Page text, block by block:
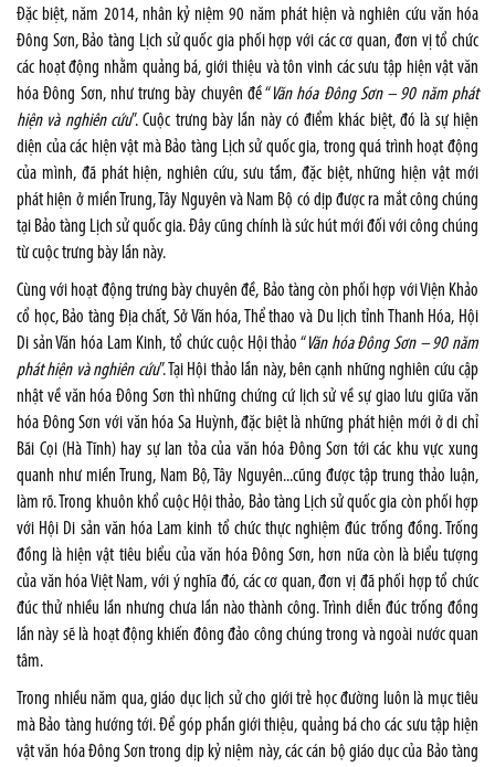
Đặc biệt, năm 2014, nhân kỷ niệm 90 năm phát hiện và nghiên cứu văn hóa
Đông Sơn, Bảo tàng Lịch sử quốc gia phối hợp với các cơ quan, đơn vị tổ chức
các hoạt động nhằm quảng bá, giới thiệu và tôn vinh các sưu tập hiện vật văn
hóa Đông Sơn, như trưng bày chuyên đề “Văn hóa Đông Sơn – 90 năm phát
hiện và nghiên cứu”. Cuộc trưng bày lần này có điểm khác biệt, đó là sự hiện
diện của các hiện vật mà Bảo tàng Lịch sử quốc gia, trong quá trình hoạt động
của mình, đã phát hiện, nghiên cứu, sưu tầm, đặc biệt, những hiện vật mới
phát hiện ở miền Trung, Tây Nguyên và Nam Bộ có dịp được ra mắt công chúng
tại Bảo tàng Lịch sử quốc gia. Đây cũng chính là sức hút mới đối với công chúng
từ cuộc trưng bày lần này.
Cùng với hoạt động trưng bày chuyên đề, Bảo tàng còn phối hợp với Viện Khảo
cổ học, Bảo tàng Địa chất, Sở Văn hóa, Thể thao và Du lịch tỉnh Thanh Hóa, Hội
Di sản Văn hóa Lam Kinh, tổ chức cuộc Hội thảo “Văn hóa Đông Sơn – 90 năm
phát hiện và nghiên cứu”. Tại Hội thảo lần này, bên cạnh những nghiên cứu cập
nhật về văn hóa Đông Sơn thì những chứng cứ lịch sử về sự giao lưu giữa văn
hóa Đông Sơn với văn hóa Sa Huỳnh, đặc biệt là những phát hiện mới ở di chỉ
Bãi Cọi (Hà Tĩnh) hay sự lan tỏa của văn hóa Đông Sơn tới các khu vực xung
quanh như miền Trung, Nam Bộ, Tây Nguyên...cũng được tập trung thảo luận,
làm rõ. Trong khuôn khổ cuộc Hội thảo, Bảo tàng Lịch sử quốc gia còn phối hợp
với Hội Di sản văn hóa Lam kinh tổ chức thực nghiệm đúc trống đồng. Trống
đồng là hiện vật tiêu biểu của văn hóa Đông Sơn, hơn nữa còn là biểu tượng
của văn hóa Việt Nam, với ý nghĩa đó, các cơ quan, đơn vị đã phối hợp tổ chức
đúc thử nhiều lần nhưng chưa lần nào thành công. Trình diễn đúc trống đồng
lần này sẽ là hoạt động khiến đông đảo công chúng trong và ngoài nước quan
tâm.
Trong nhiều năm qua, giáo dục lịch sử cho giới trẻ học đường luôn là mục tiêu
mà Bảo tàng hướng tới. Để góp phần giới thiệu, quảng bá cho các sưu tập hiện
vật văn hóa Đông Sơn trong dịp kỷ niệm này, các cán bộ giáo dục của Bảo tàng